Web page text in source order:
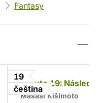
Fantasy
19
čeština
Naruto 19:
Masaši Kišimoto